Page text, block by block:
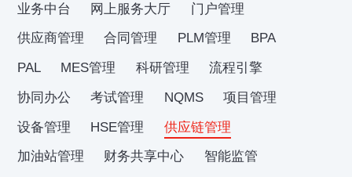
业务中台
网上服务大厅
门户管理
供应商管理
合同管理 PLM管理
BPA
PAL
MES管理 科研管理
流程引擎
协同办公
考试管理 NQMS
项目管理
设备管理
HSE管理
供应链管理
加油站管理
财务共享中心
智能监管